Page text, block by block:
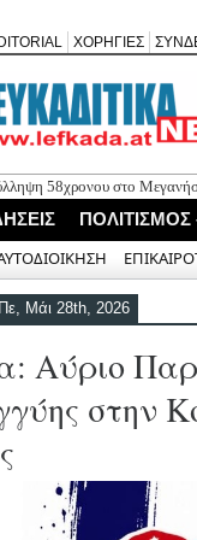
ΧΟΡΗΓΙΕΣ
58χρονου στο
συλλήψεις για κατοχή
τον Άγιο Νικόλαο
στον Ηλία Λογοθέτη
Πε, Μάι 28th, 2026
Αύριο
στην